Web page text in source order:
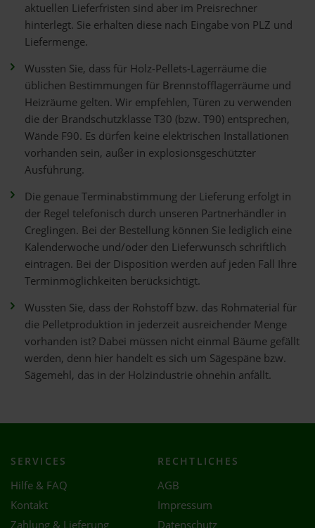
aktuellen Lieferfristen sind aber im Preisrechner
hinterlegt. Sie erhalten diese nach Eingabe von PLZ und
Liefermenge.
Wussten Sie, dass für Holz-Pellets-Lagerräume die
üblichen Bestimmungen für Brennstofflagerräume und
Heizräume gelten. Wir empfehlen, Türen zu verwenden
die der Brandschutzklasse T30 (bzw. T90) entsprechen,
Wände F90. Es dürfen keine elektrischen Installationen
vorhanden sein, außer in explosionsgeschützter
Ausführung.
Die genaue Terminabstimmung der Lieferung erfolgt in
der Regel telefonisch durch unseren Partnerhändler in
Creglingen. Bei der Bestellung können Sie lediglich eine
Kalenderwoche und/oder den Lieferwunsch schriftlich
eintragen. Bei der Disposition werden auf jeden Fall Ihre
Terminmöglichkeiten berücksichtigt.
Wussten Sie, dass der Rohstoff bzw. das Rohmaterial für
die Pelletproduktion in jederzeit ausreichender Menge
vorhanden ist? Dabei müssen nicht einmal Bäume gefällt
werden, denn hier handelt es sich um Sägespäne bzw.
Sägemehl, das in der Holzindustrie ohnehin anfällt.
SERVICES
Hilfe & FAQ
Kontakt
Zahlung & Lieferung
RECHTLICHES
AGB
Impressum
Datenschutz